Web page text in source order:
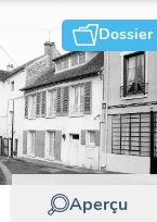
Dossier
Aperçu